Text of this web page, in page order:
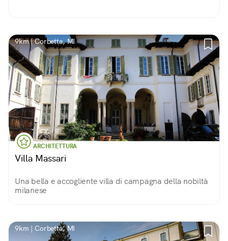
9km | Corbetta, MI
ARCHITETTURA
Villa Massari
Una bella e accogliente villa di campagna della nobiltà
milanese
9km | Corbetta, MI